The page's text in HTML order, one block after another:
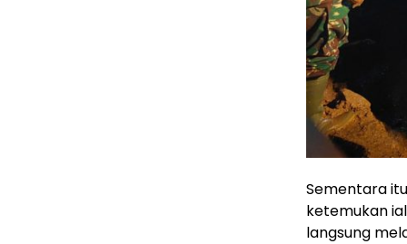
Sementara
ketemukan
langsung